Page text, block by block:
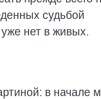
судьбой
нет в живых.
в начале